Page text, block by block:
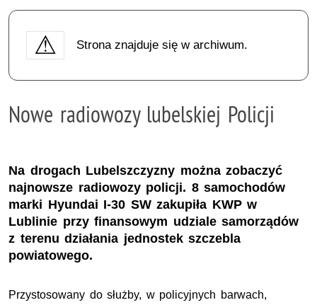
Strona znajduje się w archiwum.
Nowe radiowozy lubelskiej Policji
Na drogach Lubelszczyzny można zobaczyć
najnowsze radiowozy policji. 8 samochodów
marki Hyundai I-30 SW zakupiła KWP w
Lublinie przy finansowym udziale samorządów
z terenu działania jednostek szczebla
powiatowego.
Przystosowany do służby, w policyjnych barwach,